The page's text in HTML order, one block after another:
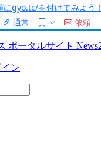
gyo.tc/を付けてみよう！
通常
依頼